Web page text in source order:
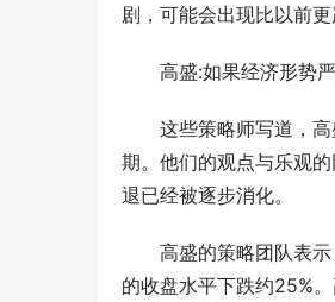
剧，可能会出现比以前
高盛:如果经济形势
这些策略师写道，
期。他们的观点与乐观
退已经被逐步消化。
高盛的策略团队表
的收盘水平下跌约25%